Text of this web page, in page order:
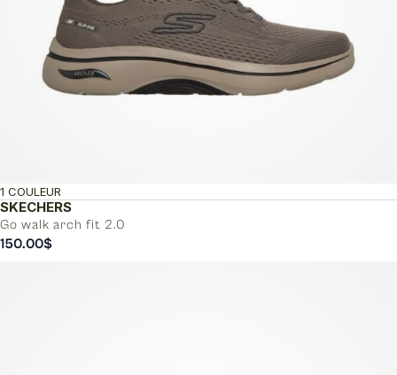
SKECHERS
Go walk arch fit 2.0
1 COULEUR
150.00$